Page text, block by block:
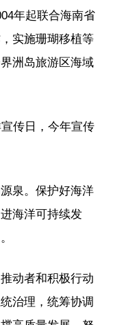
年起联合海南省
实施珊瑚移植等
洲岛旅游区海域
传日，今年宣传
泉。保护好海洋
海洋可持续发
动者和积极行动
治理，统筹协调